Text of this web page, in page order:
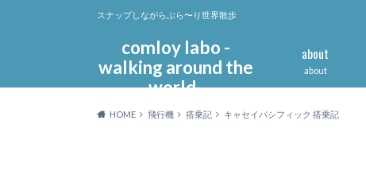
comloy labo -
walking around the
world-
スナップしながらぶら〜り世界散歩
about
about
HOME 飛行機 搭乗記 キャセイパシフィック 搭乗記